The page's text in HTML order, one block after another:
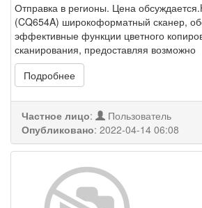
Отправка в регионы. Цена
(CQ654A) широкоформатный сканер,
эффективные функции цветного
сканирования, предоставляя возможно
Подробнее
Частное лицо:
Пользователь
Опубликовано: 2022-04-14 06:08